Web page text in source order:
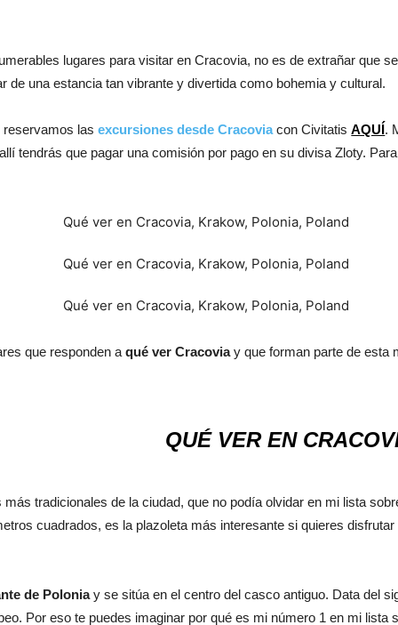
lugares para visitar en Cracovia, no es de extrañar que
de una estancia tan vibrante y divertida como bohemia y cultural.
reservamos lasexcursiones desde Cracoviacon CivitatisAQUÍ.
tendrás que pagar una comisión por pago en su divisa Zloty.
que responden a qué ver Cracoviay que forman parte de esta
QUÉ VER EN
tradicionales de la ciudad, que no podía olvidar en mi lista
cuadrados, es la plazoleta más interesante si quieres
de Poloniay se sitúa en el centro del casco antiguo. Data del
Por eso te puedes imaginar por qué es mi número 1 en mi lista